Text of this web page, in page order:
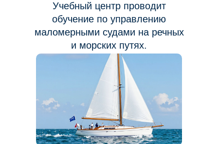
Учебный центр проводит
обучение по управлению
маломерными судами на речных
и морских путях.